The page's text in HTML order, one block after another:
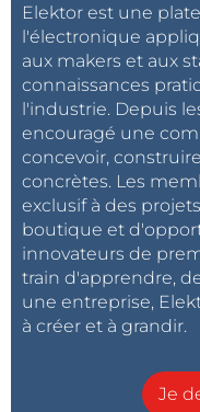
Elektor est une
l'électronique
aux makers et aux
connaissances
l'industrie. Depuis
encouragé une
concevoir,
concrètes. Les
exclusif à des
boutique et
innovateurs de
train d'apprendre,
une entreprise,
à créer et à grandir.
Je